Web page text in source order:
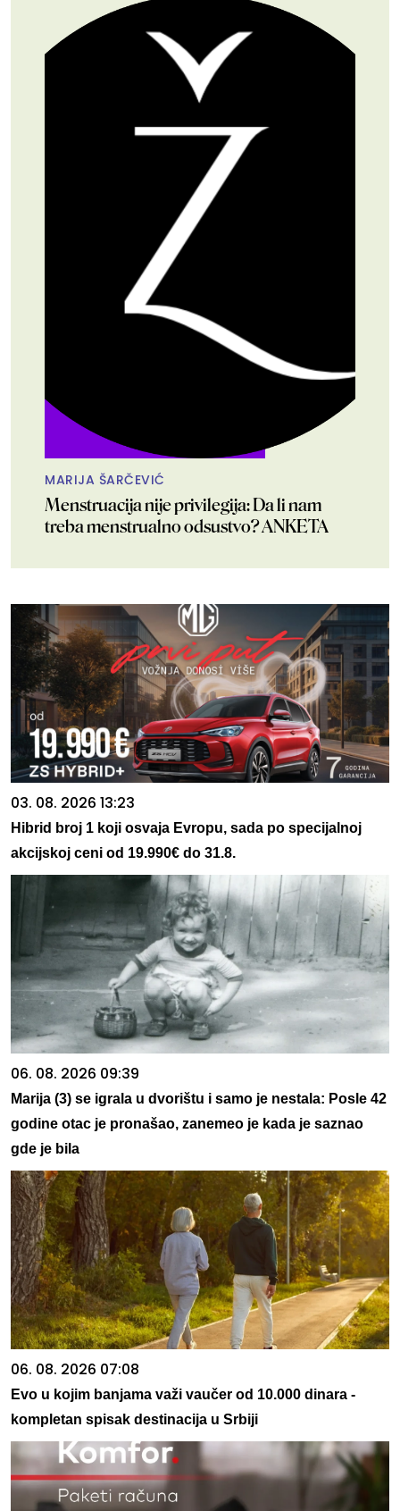
MARIJA ŠARČEVIĆ
Menstruacija nije privilegija: Da li nam
treba menstrualno odsustvo? ANKETA
03. 08. 2026 13:23
Hibrid broj 1 koji osvaja Evropu, sada po specijalnoj
akcijskoj ceni od 19.990€ do 31.8.
06. 08. 2026 09:39
Marija (3) se igrala u dvorištu i samo je nestala: Posle 42
godine otac je pronašao, zanemeo je kada je saznao
gde je bila
06. 08. 2026 07:08
Evo u kojim banjama važi vaučer od 10.000 dinara -
kompletan spisak destinacija u Srbiji